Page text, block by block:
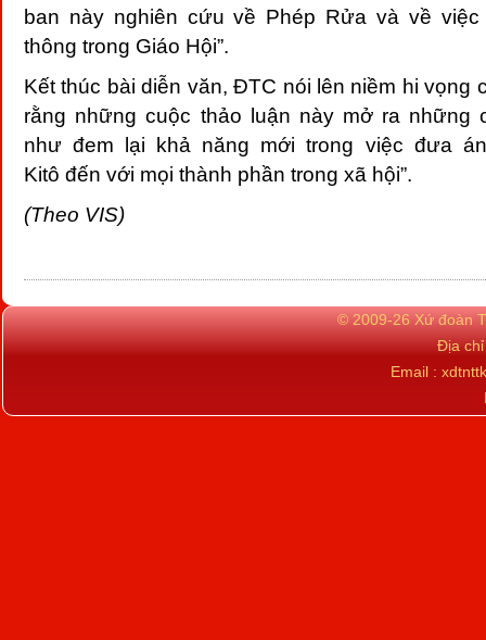
ban này nghiên cứu về Phép Rửa và về
thông trong Giáo Hội”.
Kết thúc bài diễn văn, ĐTC nói lên niềm hi vọng
rằng những cuộc thảo luận này mở ra những
như đem lại khả năng mới trong việc đưa
Kitô đến với mọi thành phần trong xã hội”.
(Theo VIS)
© 2009-26 Xứ đoàn
Địa
Email :